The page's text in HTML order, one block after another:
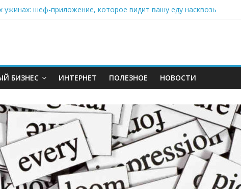
ужинах: шеф-приложение, которое видит вашу еду насквозь
БИЗНЕС ИНТЕРНЕТ ПОЛЕЗНОЕ НОВОСТИ